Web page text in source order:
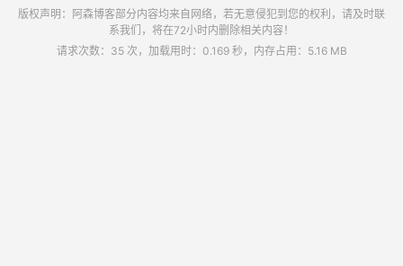
版权声明：阿森博客部分内容均来自网络，若无意侵犯到您的权利，请及时联
系我们，将在72小时内删除相关内容！
请求次数：35 次，加载用时：0.169 秒，内存占用：5.16 MB